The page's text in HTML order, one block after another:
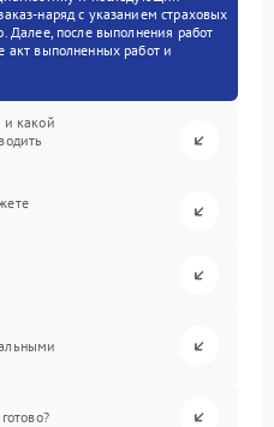
наряд с указанием страховых
Далее, после выполнения работ
акт выполненных работ и
и какой